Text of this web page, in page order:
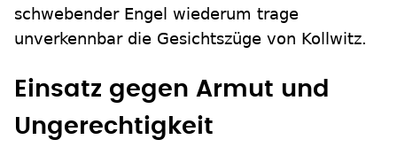
schwebender Engel wiederum trage
unverkennbar die Gesichtszüge von Kollwitz.
Einsatz gegen Armut und
Ungerechtigkeit